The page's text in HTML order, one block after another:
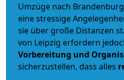
Umzüge nach
eine stressige
sie über große Distanzen
von Leipzig erfordern
Vorbereitung und
sicherzustellen, dass alles